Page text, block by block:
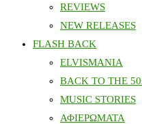
REVIEWS
NEW RELEASES
FLASH BACK
ELVISMANIA
BACK TO THE
MUSIC STORIES
ΑΦΙΕΡΩΜΑΤΑ